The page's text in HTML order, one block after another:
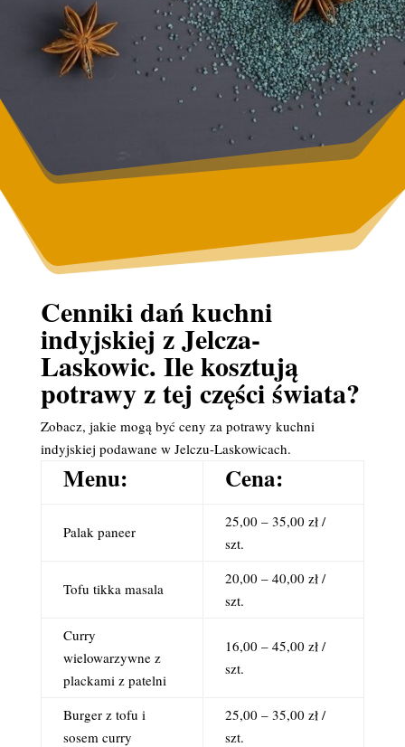
Cenniki dań kuchni
indyjskiej z Jelcza-
Laskowic. Ile kosztują
potrawy z tej części świata?
Zobacz, jakie mogą być ceny za potrawy kuchni
indyjskiej podawane w Jelczu-Laskowicach.
Menu: Cena:
Palak paneer
25,00 – 35,00 zł /
szt.
Tofu tikka masala
20,00 – 40,00 zł /
szt.
Curry
wielowarzywne z
plackami z patelni
16,00 – 45,00 zł /
szt.
Burger z tofu i
sosem curry
25,00 – 35,00 zł /
szt.